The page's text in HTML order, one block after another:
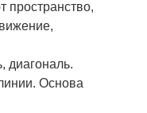
пространство,
диагональ.
Основа